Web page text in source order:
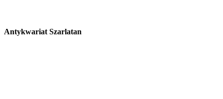
Antykwariat Szarlatan